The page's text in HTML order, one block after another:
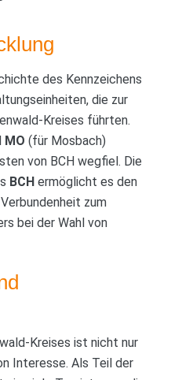
des Kennzeichens
die zur
Kreises führten.
MO (für Mosbach)
von BCH wegfiel. Die
BCHermöglicht es den
zum
bei der Wahl von
Kreises ist nicht nur
Interesse. Als Teil der